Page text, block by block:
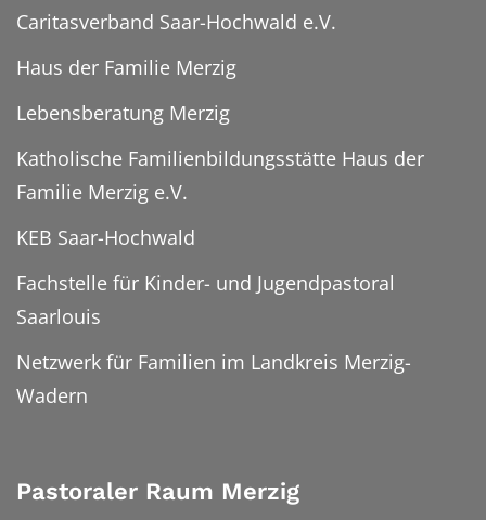
Caritasverband Saar-Hochwald e.V.
Haus der Familie Merzig
Lebensberatung Merzig
Katholische Familienbildungsstätte Haus der
Familie Merzig e.V.
KEB Saar-Hochwald
Fachstelle für Kinder- und Jugendpastoral
Saarlouis
Netzwerk für Familien im Landkreis Merzig-
Wadern
Pastoraler Raum Merzig